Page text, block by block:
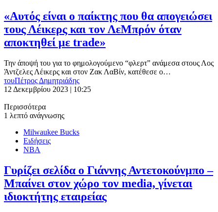
«Αυτός είναι ο παίκτης που θα απογειώσει
τους Λέικερς και τον ΛεΜπρόν όταν
αποκτηθεί με trade»
Την άποψή του για το φημολογούμενο “φλερτ” ανάμεσα στους Λος
Άντζελες Λέικερς και στον Ζακ ΛαΒίν, κατέθεσε ο…
τουΠέτρος Δημητριάδης
12 Δεκεμβρίου 2023 | 10:25
Περισσότερα
1 λεπτό ανάγνωσης
Milwaukee Bucks
Ειδήσεις
ΝΒΑ
Γυρίζει σελίδα ο Γιάννης Αντετοκούνμπο –
Μπαίνει στον χώρο τον media, γίνεται
ιδιοκτήτης εταιρείας